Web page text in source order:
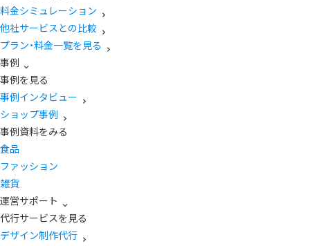
料金シミュレーション
他社サービスとの比較
プラン・料金一覧を見る
事例
事例を見る
事例インタビュー
ショップ事例
事例資料をみる
食品
ファッション
雑貨
運営サポート
代行サービスを見る
デザイン制作代行